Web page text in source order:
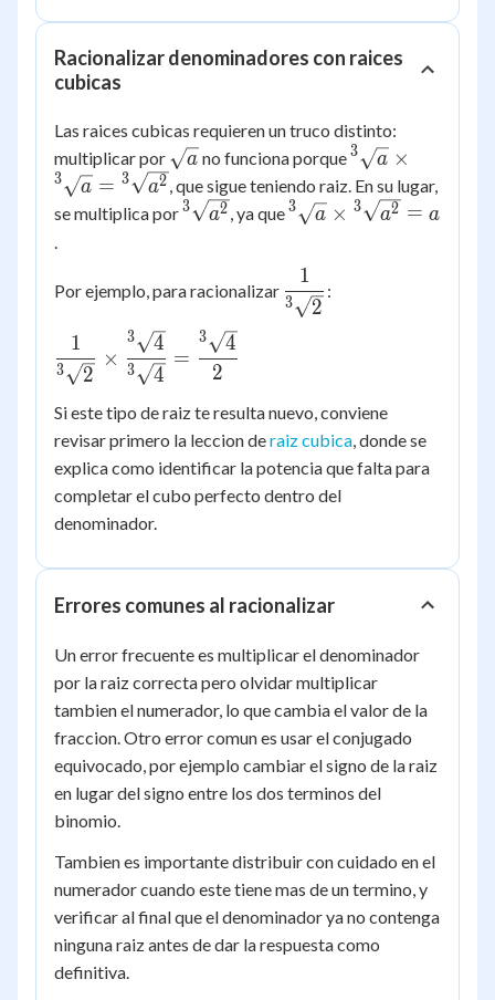
\sqrt{5})}
{4 - 5} =
\dfrac{6 -
{-1} =
3\sqrt{5}
- 6
Racionalizar denominadores con raices
cubicas
Las raices cubicas requieren un truco distinto:
multiplicar por \sqrt{a}
a no funciona porque{^3}\sqrt{a}
\times
{^3}\sqrt{a} =
3 a ×
3 a = 3 a2 , que sigue teniendo raiz. En su lugar,
se multiplica por{^3}\sqrt{a^2}
3 a2 , ya que{^3}\sqrt{a}
{^3}\sqrt{a^2}
= a
3 a × 3 a2 = a
Por ejemplo, para racionalizar
\dfrac{1}
{{^3}\sqrt{2}}
3 2
1
:
\dfrac{1}
{{^3}\sqrt{2}}
\times
\dfrac{{^3}\sqrt{4}}
{{^3}\sqrt{4}} =
\dfrac{{^3}\sqrt{4}}
{2}
3 2
1
×
3 4
3 4
=
2
3 4
Si este tipo de raiz te resulta nuevo, conviene
revisar primero la leccion deraiz cubica , donde se
explica como identificar la potencia que falta para
completar el cubo perfecto dentro del
denominador.
Errores comunes al racionalizar
Un error frecuente es multiplicar el denominador
por la raiz correcta pero olvidar multiplicar
tambien el numerador, lo que cambia el valor de la
fraccion. Otro error comun es usar el conjugado
equivocado, por ejemplo cambiar el signo de la raiz
en lugar del signo entre los dos terminos del
binomio.
Tambien es importante distribuir con cuidado en el
numerador cuando este tiene mas de un termino, y
verificar al final que el denominador ya no contenga
ninguna raiz antes de dar la respuesta como
definitiva.